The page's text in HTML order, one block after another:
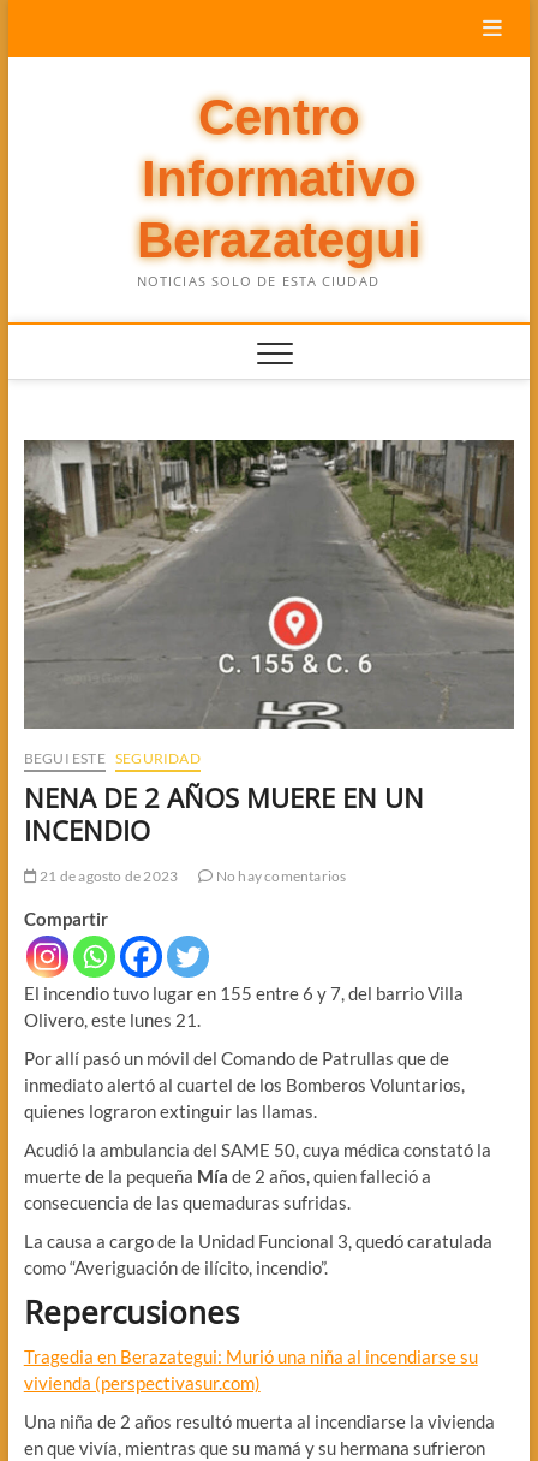
Centro
Informativo
Berazategui
NOTICIAS SOLO DE ESTA CIUDAD
BEGUI ESTE SEGURIDAD
NENA DE 2 AÑOS MUERE EN UN
INCENDIO
21 de agosto de 2023 No hay comentarios
Compartir
El incendio tuvo lugar en 155 entre 6 y 7, del barrio Villa
Olivero, este lunes 21.
Por allí pasó un móvil del Comando de Patrullas que de
inmediato alertó al cuartel de los Bomberos Voluntarios,
quienes lograron extinguir las llamas.
Acudió la ambulancia del SAME 50, cuya médica constató la
muerte de la pequeña Mía de 2 años, quien falleció a
consecuencia de las quemaduras sufridas.
La causa a cargo de la Unidad Funcional 3, quedó caratulada
como “Averiguación de ilícito, incendio”.
Repercusiones
Tragedia en Berazategui: Murió una niña al incendiarse su
vivienda (perspectivasur.com)
Una niña de 2 años resultó muerta al incendiarse la vivienda
en que vivía, mientras que su mamá y su hermana sufrieron